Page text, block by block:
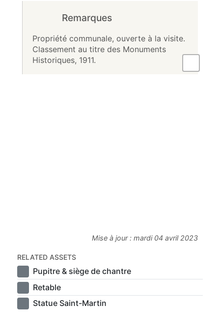
Remarques
Propriété communale, ouverte à la visite.
Classement au titre des Monuments
Historiques, 1911.
Mise à jour : mardi 04 avril 2023
RELATED ASSETS
Pupitre & siège de chantre
Retable
Statue Saint-Martin